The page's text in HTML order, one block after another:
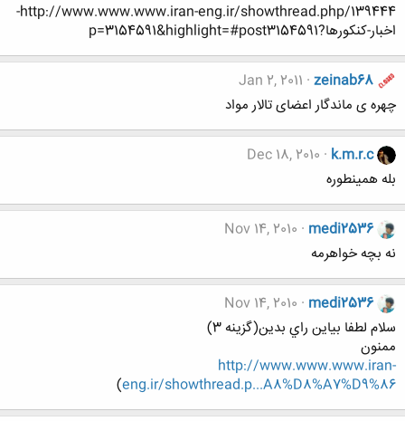
http://www.www.www.iran-eng.ir/showthread.php/139444-
اخبار-کنکورها?p=3154591&highlight=#post3154591
zeinab68
Jan 2, 2011
چهره ی ماندگار اعضای تالار مواد
k.m.r.c
Dec 18, 2010
بله همینطوره
medi2536
Nov 14, 2010
نه بچه خواهرمه
medi2536
Nov 14, 2010
سلام لطفا بياين راي بدين(گزينه 3)
ممنون
http://www.www.www.iran-
eng.ir/showthread.p...A8%D8%A7%D9%86
)